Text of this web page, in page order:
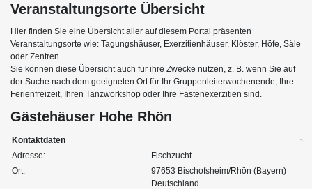
Veranstaltungsorte Übersicht
Hier finden Sie eine Übersicht aller auf diesem Portal präsenten
Veranstaltungsorte wie: Tagungshäuser, Exerzitienhäuser, Klöster, Höfe, Säle
oder Zentren.
Sie können diese Übersicht auch für ihre Zwecke nutzen, z. B. wenn Sie auf
der Suche nach dem geeigneten Ort für Ihr Gruppenleiterwochenende, Ihre
Ferienfreizeit, Ihren Tanzworkshop oder Ihre Fastenexerzitien sind.
Gästehäuser Hohe Rhön
Kontaktdaten
Adresse:
Fischzucht
Ort:
97653 Bischofsheim/Rhön (Bayern)
Deutschland